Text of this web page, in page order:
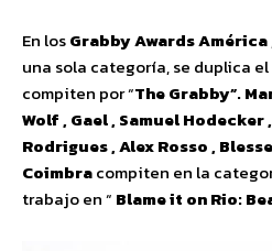
En losGrabby Awards América
una sola categoría, se duplica
compiten por “The Grabby”.
Wolf , Gael , Samuel Hodecker
Rodrigues , Alex Rosso ,
Coimbracompiten en la
trabajo en “ Blame it on Rio: